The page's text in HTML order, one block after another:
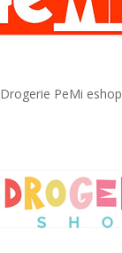
Drogerie PeMi eshop